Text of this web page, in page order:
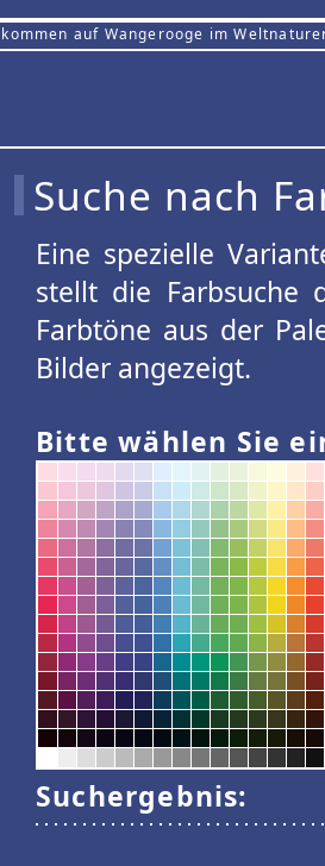
auf Wangerooge im
Suche nach
Eine spezielle
stellt die Farbsuche
Farbtöne aus der
Bilder angezeigt.
Bitte wählen Sie
Suchergebnis: